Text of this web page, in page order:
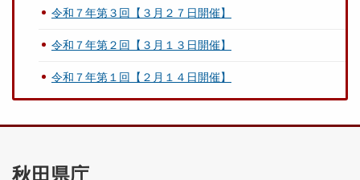
令和７年第３回【３月２７日開催】
令和７年第２回【３月１３日開催】
令和７年第１回【２月１４日開催】
秋田県庁